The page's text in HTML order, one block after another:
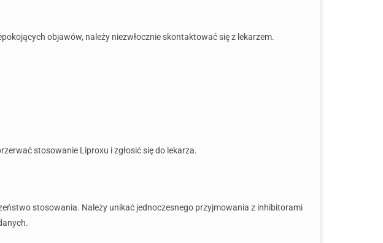
objawów, należy niezwłocznie skontaktować się z lekarzem.
stosowanie Liproxu i zgłosić się do lekarza.
stosowania. Należy unikać jednoczesnego przyjmowania z inhibitorami